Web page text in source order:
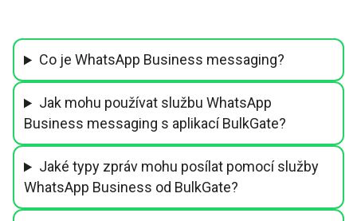
Co je WhatsApp Business messaging?
Jak mohu používat službu WhatsApp
Business messaging s aplikací BulkGate?
Jaké typy zpráv mohu posílat pomocí služby
WhatsApp Business od BulkGate?